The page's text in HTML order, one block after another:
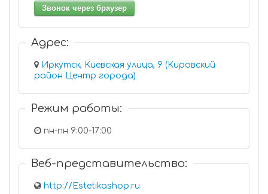
Звонок через браузер
Адрес:
Иркутск, Киевская улица, 9 (Кировский
район Центр города)
Режим работы:
пн-пн 9:00-17:00
Веб-представительство:
http://Estetikashop.ru